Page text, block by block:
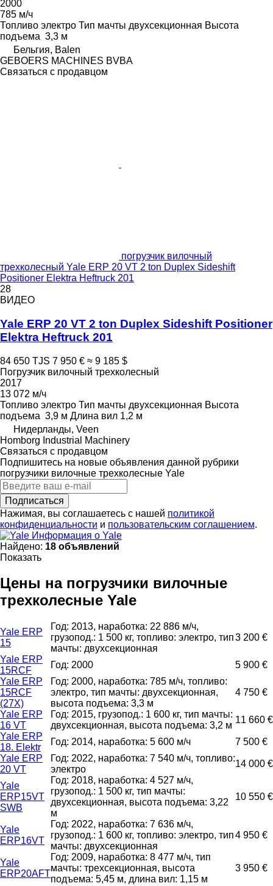
2000
785 м/ч
Топливо электро Тип мачты двухсекционная Высота
подъема 3,3 м
Бельгия, Balen
GEBOERS MACHINES BVBA
Связаться с продавцом
погрузчик вилочный
трехколесный Yale ERP 20 VT 2 ton Duplex Sideshift
Positioner Elektra Heftruck 201
28
ВИДЕО
Yale ERP 20 VT 2 ton Duplex Sideshift Positioner
Elektra Heftruck 201
84 650 TJS 7 950 € ≈ 9 185 $
Погрузчик вилочный трехколесный
2017
13 072 м/ч
Топливо электро Тип мачты двухсекционная Высота
подъема 3,9 м Длина вил 1,2 м
Нидерланды, Veen
Homborg Industrial Machinery
Связаться с продавцом
Подпишитесь на новые объявления данной рубрики
погрузчики вилочные трехколесные Yale
Подписаться
Нажимая, вы соглашаетесь с нашей политикой
конфиденциальности и пользовательским соглашением.
Информация о Yale
Найдено: 18 объявлений
Показать
Цены на погрузчики вилочные
трехколесные Yale
Yale ERP
15
Год: 2013, наработка: 22 886 м/ч,
грузопод.: 1 500 кг, топливо: электро, тип
мачты: двухсекционная
3 200 €
Yale ERP
15RCF
Год: 2000
5 900 €
Yale ERP
15RCF
(27X)
Год: 2000, наработка: 785 м/ч, топливо:
электро, тип мачты: двухсекционная,
высота подъема: 3,3 м
4 750 €
Yale ERP
16 VT
Год: 2015, грузопод.: 1 600 кг, тип мачты:
двухсекционная, высота подъема: 3,2 м
11 660 €
Yale ERP
18. Elektr
Год: 2014, наработка: 5 600 м/ч
7 500 €
Yale ERP
20 VT
Год: 2022, наработка: 7 540 м/ч, топливо:
электро
14 000 €
Yale
ERP15VT
SWB
Год: 2018, наработка: 4 527 м/ч,
грузопод.: 1 500 кг, тип мачты:
двухсекционная, высота подъема: 3,22
м
10 550 €
Yale
ERP16VT
Год: 2022, наработка: 7 636 м/ч,
грузопод.: 1 600 кг, топливо: электро, тип
мачты: двухсекционная
4 950 €
Yale
ERP20AFT
Год: 2009, наработка: 8 477 м/ч, тип
мачты: трехсекционная, высота
подъема: 5,45 м, длина вил: 1,15 м
3 950 €